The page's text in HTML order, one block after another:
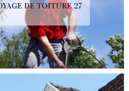
DE TOITURE 27